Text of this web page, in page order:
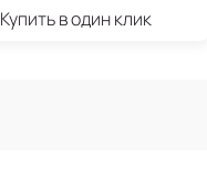
Купить в один клик